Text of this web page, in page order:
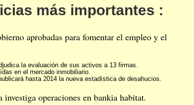
más importantes :
aprobadas para fomentar el empleo y el
la evaluación de sus activos a 13 firmas.
en el mercado inmobiliario.
hasta 2014 la nueva estadística de desahucios.
investiga operaciones en bankia habitat.